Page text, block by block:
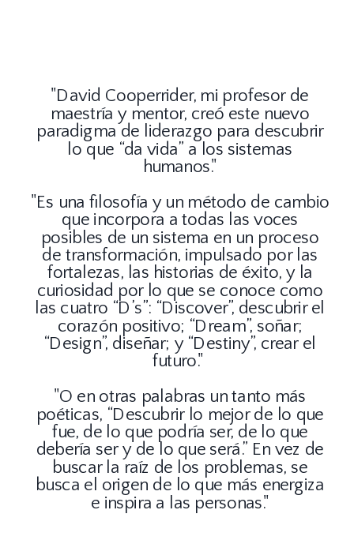
"David Cooperrider, mi profesor de
maestría y mentor, creó este nuevo
paradigma de liderazgo para descubrir
lo que “da vida” a los sistemas
humanos."
"Es una filosofía y un método de cambio
que incorpora a todas las voces
posibles de un sistema en un proceso
de transformación, impulsado por las
fortalezas, las historias de éxito, y la
curiosidad por lo que se conoce como
las cuatro “D’s”: “Discover”, descubrir el
corazón positivo; “Dream”, soñar;
“Design”, diseñar; y “Destiny”, crear el
futuro."
"O en otras palabras un tanto más
poéticas, “Descubrir lo mejor de lo que
fue, de lo que podría ser, de lo que
debería ser y de lo que será.” En vez de
buscar la raíz de los problemas, se
busca el origen de lo que más energiza
e inspira a las personas."